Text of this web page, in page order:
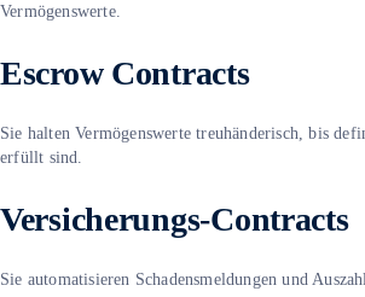
Vermögenswerte.
Escrow Contracts
Sie halten Vermögenswerte treuhänderisch, bis
erfüllt sind.
Versicherungs-Contracts
Sie automatisieren Schadensmeldungen und